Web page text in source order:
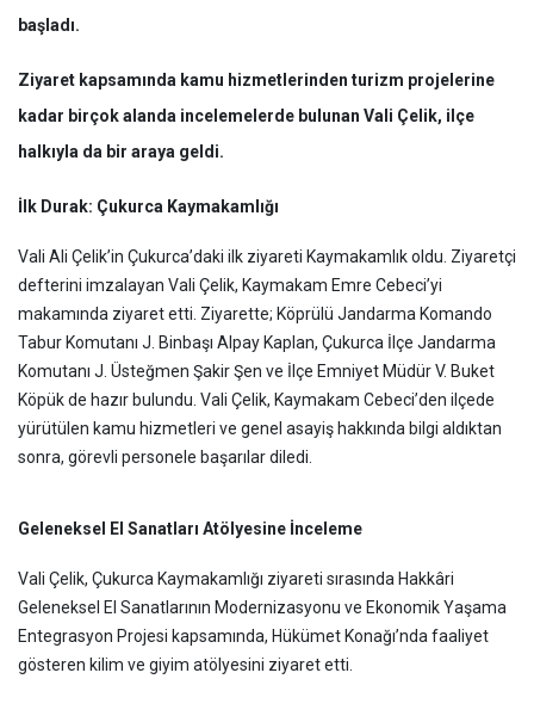
başladı.
Ziyaret kapsamında kamu hizmetlerinden turizm projelerine
kadar birçok alanda incelemelerde bulunan Vali Çelik, ilçe
halkıyla da bir araya geldi.
İlk Durak: Çukurca Kaymakamlığı
Vali Ali Çelik’in Çukurca’daki ilk ziyareti Kaymakamlık oldu. Ziyaretçi
defterini imzalayan Vali Çelik, Kaymakam Emre Cebeci’yi
makamında ziyaret etti. Ziyarette; Köprülü Jandarma Komando
Tabur Komutanı J. Binbaşı Alpay Kaplan, Çukurca İlçe Jandarma
Komutanı J. Üsteğmen Şakir Şen ve İlçe Emniyet Müdür V. Buket
Köpük de hazır bulundu. Vali Çelik, Kaymakam Cebeci’den ilçede
yürütülen kamu hizmetleri ve genel asayiş hakkında bilgi aldıktan
sonra, görevli personele başarılar diledi.
Geleneksel El Sanatları Atölyesine İnceleme
Vali Çelik, Çukurca Kaymakamlığı ziyareti sırasında Hakkâri
Geleneksel El Sanatlarının Modernizasyonu ve Ekonomik Yaşama
Entegrasyon Projesi kapsamında, Hükümet Konağı’nda faaliyet
gösteren kilim ve giyim atölyesini ziyaret etti.